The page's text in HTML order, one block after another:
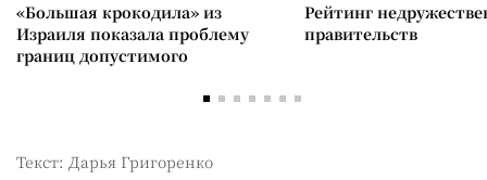
«Большая крокодила» из
Израиля показала проблему
границ допустимого
Рейтинг
правительств
Текст: Дарья Григоренко